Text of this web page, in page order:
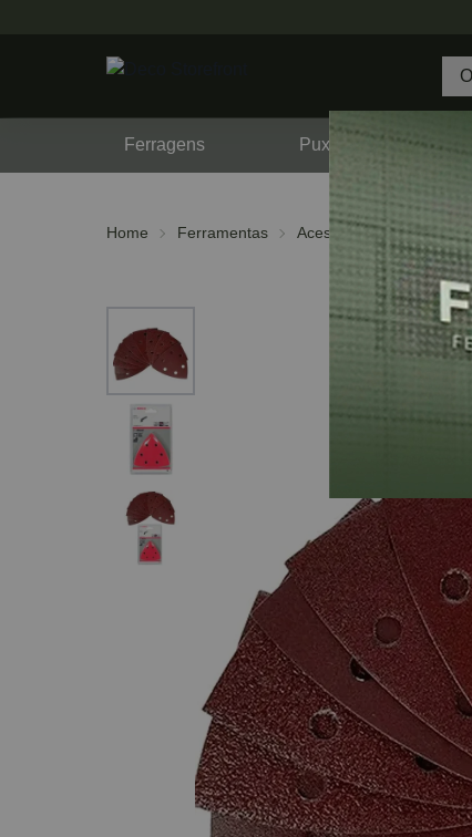
Ferragens Puxadores
Home Ferramentas Acessórios Lixas